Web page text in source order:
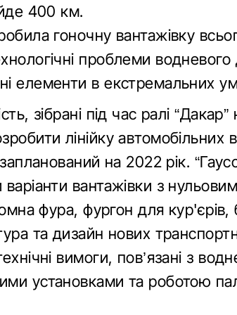
400 км.
гоночну вантажівку
проблеми водневого
елементи в екстремальних
зібрані під час ралі “Дакар”
лінійку автомобільних
на 2022 рік.
вантажівки з
фура, фургон для кур'єрів,
та дизайн нових
вимоги, пов’язані з
установками та роботою